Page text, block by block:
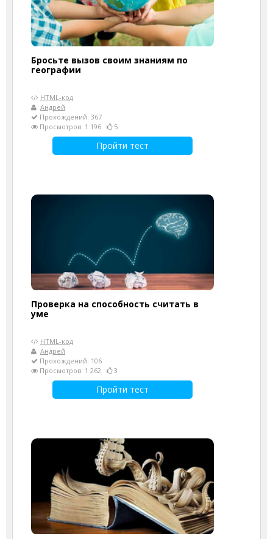
Бросьте вызов своим знаниям по
географии
HTML-код
Андрей
Прохождений: 367
Просмотров: 1 196
5
Пройти тест
Проверка на способность считать в
уме
HTML-код
Андрей
Прохождений: 106
Просмотров: 1 262
3
Пройти тест